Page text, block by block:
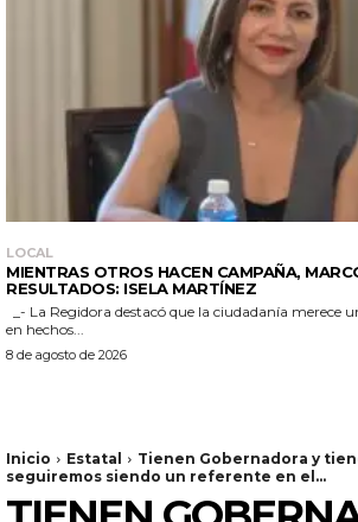
LOCAL
MIENTRAS OTROS HACEN CAMPAÑA,
RESULTADOS: ISELA MARTÍNEZ
en hechos...
8 de agosto de 2026